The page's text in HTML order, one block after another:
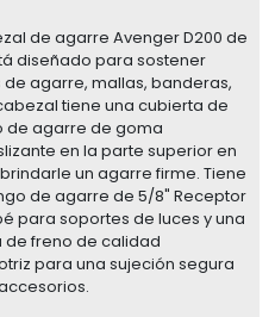
de agarre Avenger D200 de
diseñado para sostener
de agarre, mallas, banderas,
tiene una cubierta de
de agarre de goma
en la parte superior en
un agarre firme. Tiene
de agarre de 5/8" Receptor
para soportes de luces y una
de freno de calidad
para una sujeción segura